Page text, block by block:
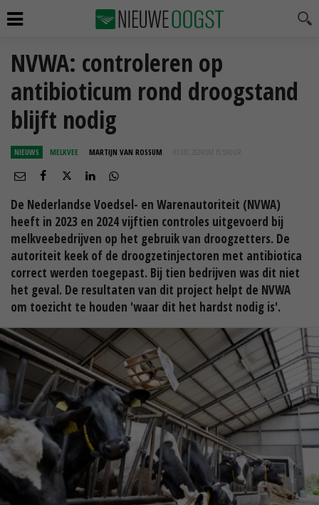
NVWA: controleren op
antibioticum rond droogstand
blijft nodig
NIEUWS MELKVEE MARTIJN VAN ROSSUM 03 DEC 2024 OM 15:59
De Nederlandse Voedsel- en Warenautoriteit (NVWA)
heeft in 2023 en 2024 vijftien controles uitgevoerd bij
melkveebedrijven op het gebruik van droogzetters. De
autoriteit keek of de droogzetinjectoren met antibiotica
correct werden toegepast. Bij tien bedrijven was dit niet
het geval. De resultaten van dit project helpt de NVWA
om toezicht te houden 'waar dit het hardst nodig is'.